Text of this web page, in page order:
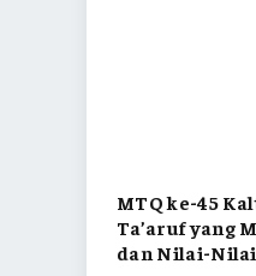
MTQ ke-45
Ta’aruf yang
dan Nilai-